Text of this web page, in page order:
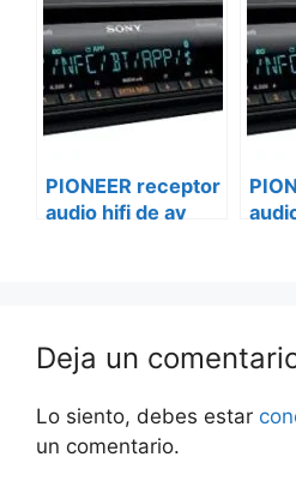
PIONEER receptor
audio hifi de av
Deja un
Lo siento, debes estar
un comentario.